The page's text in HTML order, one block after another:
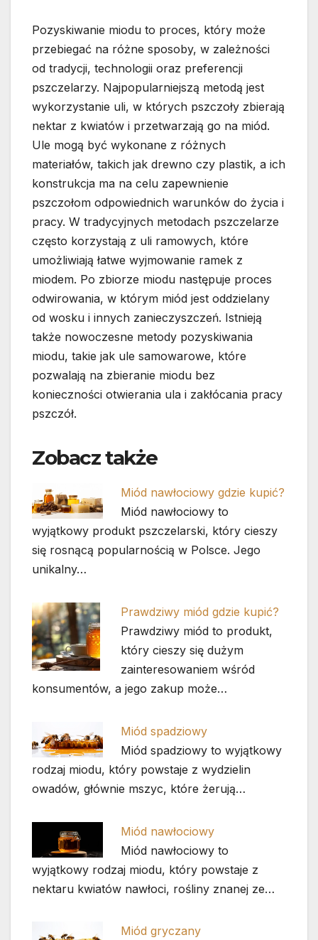
Pozyskiwanie miodu to proces, który może
przebiegać na różne sposoby, w zależności
od tradycji, technologii oraz preferencji
pszczelarzy. Najpopularniejszą metodą jest
wykorzystanie uli, w których pszczoły zbierają
nektar z kwiatów i przetwarzają go na miód.
Ule mogą być wykonane z różnych
materiałów, takich jak drewno czy plastik, a ich
konstrukcja ma na celu zapewnienie
pszczołom odpowiednich warunków do życia i
pracy. W tradycyjnych metodach pszczelarze
często korzystają z uli ramowych, które
umożliwiają łatwe wyjmowanie ramek z
miodem. Po zbiorze miodu następuje proces
odwirowania, w którym miód jest oddzielany
od wosku i innych zanieczyszczeń. Istnieją
także nowoczesne metody pozyskiwania
miodu, takie jak ule samowarowe, które
pozwalają na zbieranie miodu bez
konieczności otwierania ula i zakłócania pracy
pszczół.
Zobacz także
Miód nawłociowy gdzie kupić?
Miód nawłociowy to
wyjątkowy produkt pszczelarski, który cieszy
się rosnącą popularnością w Polsce. Jego
unikalny…
Prawdziwy miód gdzie kupić?
Prawdziwy miód to produkt,
który cieszy się dużym
zainteresowaniem wśród
konsumentów, a jego zakup może…
Miód spadziowy
Miód spadziowy to wyjątkowy
rodzaj miodu, który powstaje z wydzielin
owadów, głównie mszyc, które żerują…
Miód nawłociowy
Miód nawłociowy to
wyjątkowy rodzaj miodu, który powstaje z
nektaru kwiatów nawłoci, rośliny znanej ze…
Miód gryczany